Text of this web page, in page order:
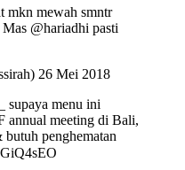
mkn mewah smntr
@hariadhi pasti
26 Mei 2018
supaya menu ini
annual meeting di Bali,
penghematan